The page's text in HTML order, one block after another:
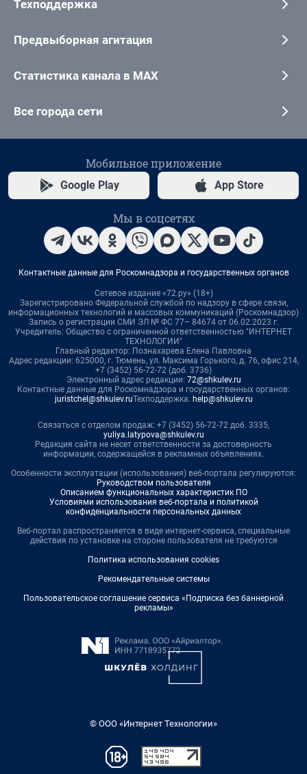
Техподдержка
Предвыборная агитация
Статистика канала в MAX
Все города сети
Мобильное приложение
Google Play App Store
Мы в соцсетях
Контактные данные для Роскомнадзора и государственных органов
Сетевое издание «72.ру» (18+)
Зарегистрировано Федеральной службой по надзору в сфере связи,
информационных технологий и массовых коммуникаций (Роскомнадзор)
Запись о регистрации СМИ ЭЛ № ФС 77– 84674 от 06.02.2023 г.
Учредитель: Общество с ограниченной ответственностью "ИНТЕРНЕТ
ТЕХНОЛОГИИ"
Главный редактор: Познахарева Елена Павловна
Адрес редакции: 625000, г. Тюмень, ул. Максима Горького, д. 76, офис 214,
+7 (3452) 56-72-72 (доб. 3736)
Электронный адрес редакции: 72@shkulev.ru
Контактные данные для Роскомнадзора и государственных органов:
juristchel@shkulev.ruТехподдержка: help@shkulev.ru
Связаться с отделом продаж: +7 (3452) 56-72-72 доб. 3335,
yuliya.latypova@shkulev.ru
Редакция сайта не несет ответственности за достоверность
информации, содержащейся в рекламных объявлениях.
Особенности эксплуатации (использования) веб-портала регулируются:
Руководством пользователя
Описанием функциональных характеристик ПО
Условиями использования веб-портала и политикой
конфиденциальности персональных данных
Веб-портал распространяется в виде интернет-сервиса, специальные
действия по установке на стороне пользователя не требуются
Политика использования cookies
Рекомендательные системы
Пользовательское соглашение сервиса «Подписка без баннерной
рекламы»
© ООО «Интернет Технологии»